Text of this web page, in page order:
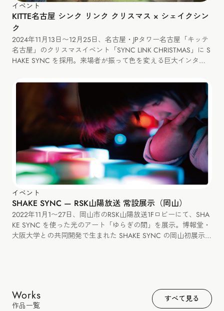
イベント
KITTE名古屋 シンク リンク クリスマス × シェイクシン
ク
2024年11月13日〜12月25日、名古屋・JPタワー名古屋「キッテ
名古屋」のクリスマスイベント「SYNC LINK CHRISTMAS」に S
HAKE SYNC を採用。来場者が振って色を変える巨大インタラ
イベント
SHAKE SYNC — RSK山陽放送 常設展示（岡山）
2022年11月1〜27日、岡山市のRSK山陽放送1Fロビーにて、SHA
KE SYNC を使った光のアート「ゆらぎの間」を展示。博報堂・
大阪大学との共同開発で生まれた SHAKE SYNC の岡山初展示と
Works
作品一覧
すべて見る